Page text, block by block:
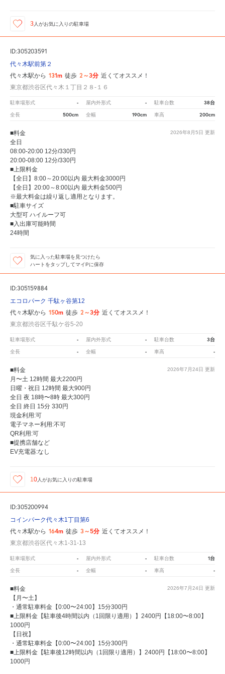
3 人がお気に入りの駐車場
ID:305203591
代々木駅前第２
代々木駅から 131m 徒歩 2～3分 近くてオススメ！
東京都渋谷区代々木１丁目２８‐１６
駐車場形式 - 屋内外形式 - 駐車台数 38台
全長 500cm 全幅 190cm 車高 200cm
2026年8月5日 更新
■料金
全日
08:00-20:00 12分/330円
20:00-08:00 12分/330円
■上限料金
【全日】8:00～20:00以内 最大料金3000円
【全日】20:00～8:00以内 最大料金500円
※最大料金は繰り返し適用となります。
■駐車サイズ
大型可 ハイルーフ可
■入出庫可能時間
24時間
気に入った駐車場を見つけたら
ハートをタップしてマイPに保存
ID:305159884
エコロパーク 千駄ヶ谷第12
代々木駅から 150m 徒歩 2～3分 近くてオススメ！
東京都渋谷区千駄ケ谷5-20
駐車場形式 - 屋内外形式 - 駐車台数 3台
全長 - 全幅 - 車高 -
2026年7月24日 更新
■料金
月〜土 12時間 最大2200円
日曜・祝日 12時間 最大900円
全日 夜 18時〜8時 最大300円
全日 終日 15分 330円
現金利用:可
電子マネー利用:不可
QR利用:可
■提携店舗など
EV充電器:なし
10 人がお気に入りの駐車場
ID:305200994
コインパーク代々木1丁目第6
代々木駅から 164m 徒歩 3～5分 近くてオススメ！
東京都渋谷区代々木1-31-13
駐車場形式 - 屋内外形式 - 駐車台数 1台
全長 - 全幅 - 車高 -
2026年7月24日 更新
■料金
【月〜土】
・通常駐車料金【0:00〜24:00】15分300円
■上限料金【駐車後4時間以内（1回限り適用）】2400円【18:00〜8:00】
1000円
【日祝】
・通常駐車料金【0:00〜24:00】15分300円
■上限料金【駐車後12時間以内（1回限り適用）】2400円【18:00〜8:00】
1000円